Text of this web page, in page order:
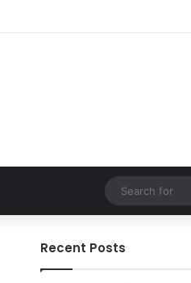
Recent Posts